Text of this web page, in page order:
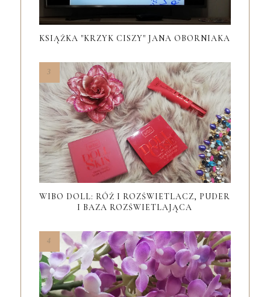
KSIĄŻKA "KRZYK CISZY" JANA OBORNIAKA
WIBO DOLL: RÓŻ I ROZŚWIETLACZ, PUDER
I BAZA ROZŚWIETLAJĄCA